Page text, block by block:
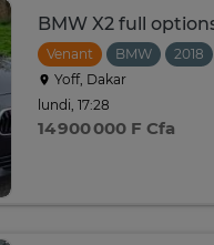
BMW X2 full
Venant BMW 2018
Yoff, Dakar
lundi, 17:28
14 900 000 F Cfa